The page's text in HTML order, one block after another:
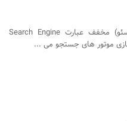
SEO (سئو) مخفف عبارت Search Engine